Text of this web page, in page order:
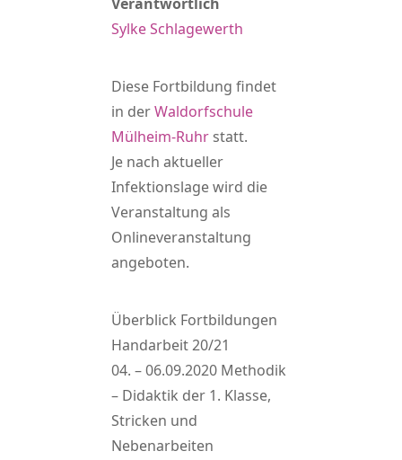
Sylke Schlagewerth
Diese Fortbildung findet
in derWaldorfschule
Mülheim-Ruhr statt.
Je nach aktueller
Infektionslage wird die
Veranstaltung als
Onlineveranstaltung
angeboten.
Überblick Fortbildungen
Handarbeit 20/21
04. – 06.09.2020 Methodik
– Didaktik der 1. Klasse,
Stricken und
Nebenarbeiten